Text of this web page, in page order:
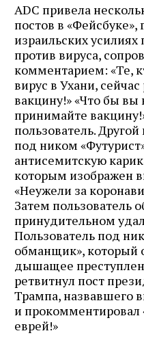
ADC привела
постов в «Фейсбуке»,
израильских
против вируса,
комментарием: «Те,
вирус в Ухани,
вакцину!» «Что бы вы
принимайте
пользователь.
под ником
антисемитскую
которым изображен
«Неужели за
Затем пользователь
принудительном
Пользователь под
обманщик», который
дышащее
ретвитнул пост
Трампа, назвавшего
и
еврей!»